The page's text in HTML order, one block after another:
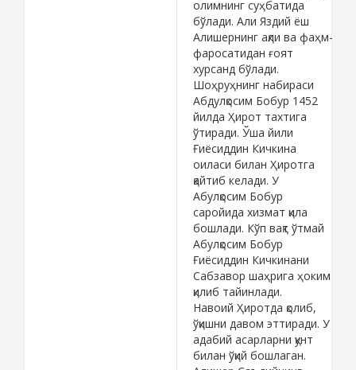
олимнинг суҳбатида
бўлади. Али Яздий ёш
Алишернинг ақли ва фаҳм-
фаросатидан ғоят
хурсанд бўлади.
Шоҳруҳнинг набираси
Абдулқосим Бобур 1452
йилда Ҳирот тахтига
ўтиради. Ўша йили
Ғиёсиддин Кичкина
оиласи билан Ҳиротга
қайтиб келади. У
Абулқосим Бобур
саройида хизмат қила
бошлади. Кўп вақт ўтмай
Абулқосим Бобур
Ғиёсиддин Кичкинани
Сабзавор шаҳрига ҳоким
қилиб тайинлади.
Навоий Ҳиротда қолиб,
ўқишни давом эттиради. У
адабий асарларни қунт
билан ўқий бошлаган.